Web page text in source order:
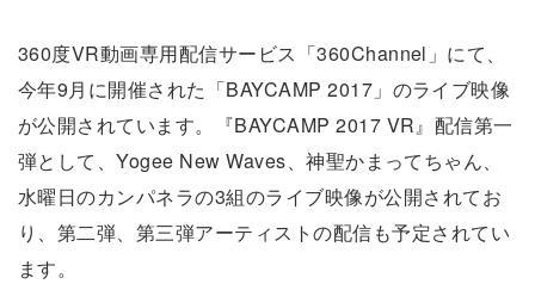
360度VR動画専用配信サービス「360Channel」にて、
今年9月に開催された「BAYCAMP 2017」のライブ映像
が公開されています。『BAYCAMP 2017 VR』配信第一
弾として、Yogee New Waves、神聖かまってちゃん、
水曜日のカンパネラの3組のライブ映像が公開されてお
り、第二弾、第三弾アーティストの配信も予定されてい
ます。